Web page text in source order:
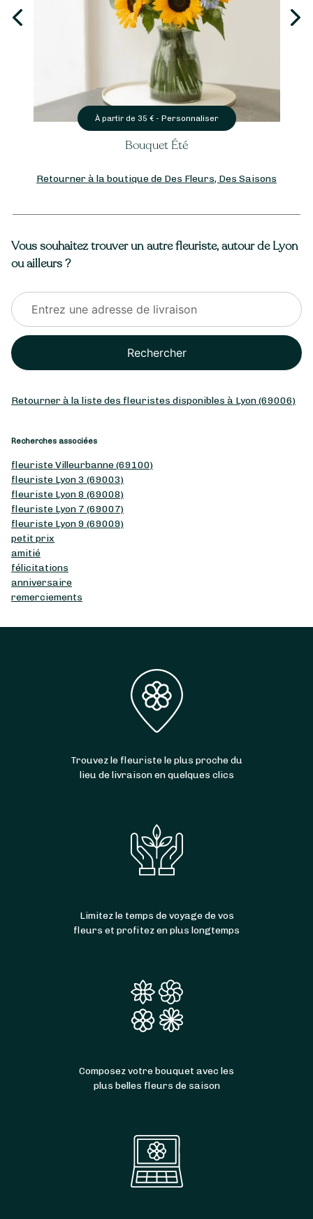
À partir de
Retourner à la boutique de Des Fleurs, Des Saisons
Vous souhaitez trouver un autre fleuriste, autour de Lyon
ou ailleurs ?
Rechercher
Retourner à la liste des fleuristes disponibles à Lyon (69006)
Recherches associées
fleuriste Villeurbanne (69100)
fleuriste Lyon 3 (69003)
fleuriste Lyon 8 (69008)
fleuriste Lyon 7 (69007)
fleuriste Lyon 9 (69009)
petit prix
amitié
félicitations
anniversaire
remerciements
Trouvez le fleuriste le plus proche du
lieu de livraison en quelques clics
Limitez le temps de voyage de vos
fleurs et profitez en plus longtemps
Composez votre bouquet avec les
plus belles fleurs de saison